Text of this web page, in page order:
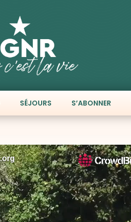
SÉJOURS S’ABONNER